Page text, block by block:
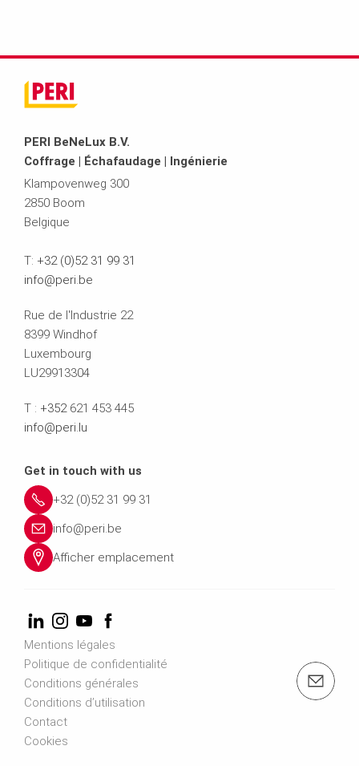
PERI BeNeLux B.V.
Coffrage | Échafaudage | Ingénierie
Klampovenweg 300
2850 Boom
Belgique
T: +32 (0)52 31 99 31
info@peri.be
Rue de l'Industrie 22
8399 Windhof
Luxembourg
LU29913304
T : +352 621 453 445
info@peri.lu
Get in touch with us
+32 (0)52 31 99 31
info@peri.be
Afficher emplacement
Mentions légales
Politique de confidentialité
Conditions générales
Conditions d’utilisation
Contact
Cookies